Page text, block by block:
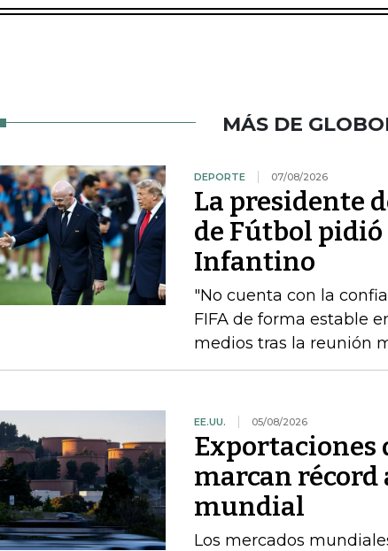
MÁS DE
DEPORTE 07/08/2026
La presidente
de Fútbol
Infantino
"No cuenta con la
FIFA de forma estable
medios tras la reunión
EE.UU. 05/08/2026
Exportaciones
marcan récord
mundial
Los mercados